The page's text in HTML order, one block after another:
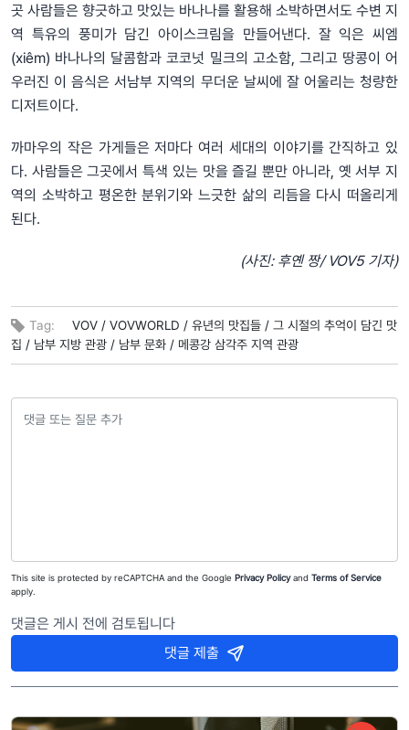
곳 사람들은 향긋하고 맛있는 바나나를 활용해 소박하면서도 수변 지
역 특유의 풍미가 담긴 아이스크림을 만들어낸다. 잘 익은 씨엠
(xiêm) 바나나의 달콤함과 코코넛 밀크의 고소함, 그리고 땅콩이 어
우러진 이 음식은 서남부 지역의 무더운 날씨에 잘 어울리는 청량한
디저트이다.
까마우의 작은 가게들은 저마다 여러 세대의 이야기를 간직하고 있
다. 사람들은 그곳에서 특색 있는 맛을 즐길 뿐만 아니라, 옛 서부 지
역의 소박하고 평온한 분위기와 느긋한 삶의 리듬을 다시 떠올리게
된다.
(사진: 후옌 짱/ VOV5 기자)
Tag: VOV / VOVWORLD / 유년의 맛집들 / 그 시절의 추억이 담긴 맛
집 / 남부 지방 관광 / 남부 문화 / 메콩강 삼각주 지역 관광
This site is protected by reCAPTCHA and the Google Privacy Policyand Terms of Service
apply.
댓글은 게시 전에 검토됩니다
댓글 제출